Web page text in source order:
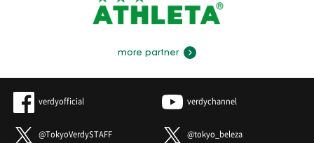
more partner
verdyofficial verdychannel
@TokyoVerdySTAFF @tokyo_beleza